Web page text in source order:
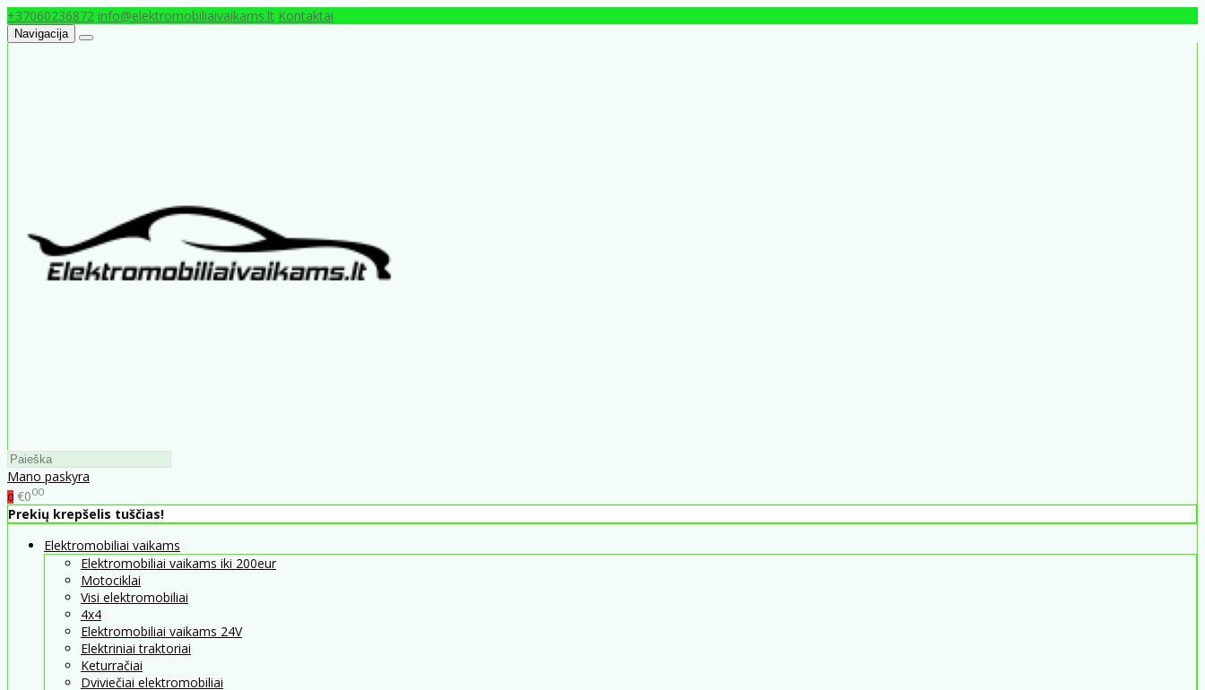
+37060236872 info@elektromobiliaivaikams.lt Kontaktai
Navigacija
Mano paskyra
0 €000
Prekių krepšelis tuščias!
Elektromobiliai vaikams
Elektromobiliai vaikams iki 200eur
Motociklai
Visi elektromobiliai
4x4
Elektromobiliai vaikams 24V
Elektriniai traktoriai
Keturračiai
Dviviečiai elektromobiliai